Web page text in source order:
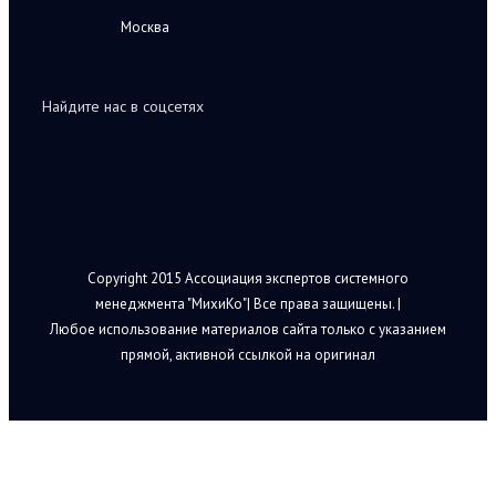
Москва
Найдите нас в соцсетях
Copyright 2015 Ассоциация экспертов системного
менеджмента "МихиКо"| Все права защищены. |
Любое использование материалов сайта только с указанием
прямой, активной ссылкой на оригинал